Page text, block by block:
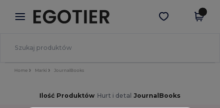
× Aplikacja Egotier
Lepsze ceny w aplikacji!
Pobierz app
Home Marki JournalBooks
Ilość Produktów Hurt i detal JournalBooks